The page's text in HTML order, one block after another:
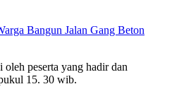
Bangun Jalan Gang Beton
oleh peserta yang hadir dan
15. 30 wib.